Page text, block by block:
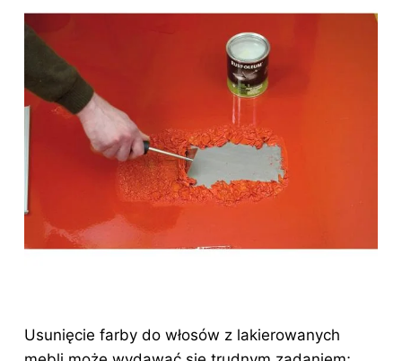
Usunięcie farby do włosów z lakierowanych